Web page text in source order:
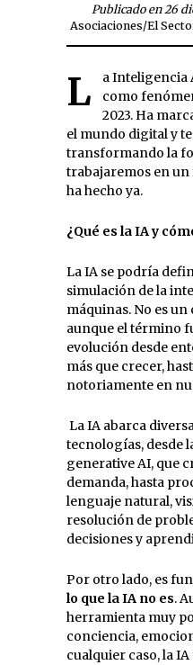
Publicado en 26
Asociaciones/El
La Inteligencia Artificial ha emergido
como
2023. Ha
el mundo digital y
transformando la
trabajaremos en un
ha hecho ya.
¿Qué es la IA y
La IA se podría
simulación de la
máquinas. No es
aunque el término
evolución desde
más que crecer,
notoriamente en
La IA abarca
tecnologías, desde
generative AI, que
demanda, hasta
lenguaje natural,
resolución de
decisiones y
Por otro lado, es
lo que la IA no es.
herramienta muy
conciencia,
cualquier caso, la